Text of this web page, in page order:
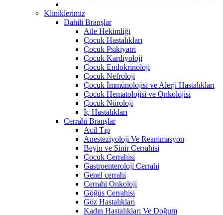
Kliniklerimiz
Dahili Branşlar
Aile Hekimliği
Çocuk Hastalıkları
Çocuk Psikiyatri
Çocuk Kardiyoloji
Çocuk Endokrinoloji
Çocuk Nefroloji
Çocuk İmmünolojisi ve Alerji Hastalıkları
Çocuk Hematolojisi ve Onkolojisi
Çocuk Nöroloji
İç Hastalıkları
Cerrahi Branşlar
Acil Tıp
Anesteziyoloji Ve Reanimasyon
Beyin ve Sinir Cerrahisi
Çocuk Cerrahisi
Gastroenteroloji Cerrahi
Genel cerrahi
Cerrahi Onkoloji
Göğüs Cerrahisi
Göz Hastalıkları
Kadın Hastalıkları Ve Doğum